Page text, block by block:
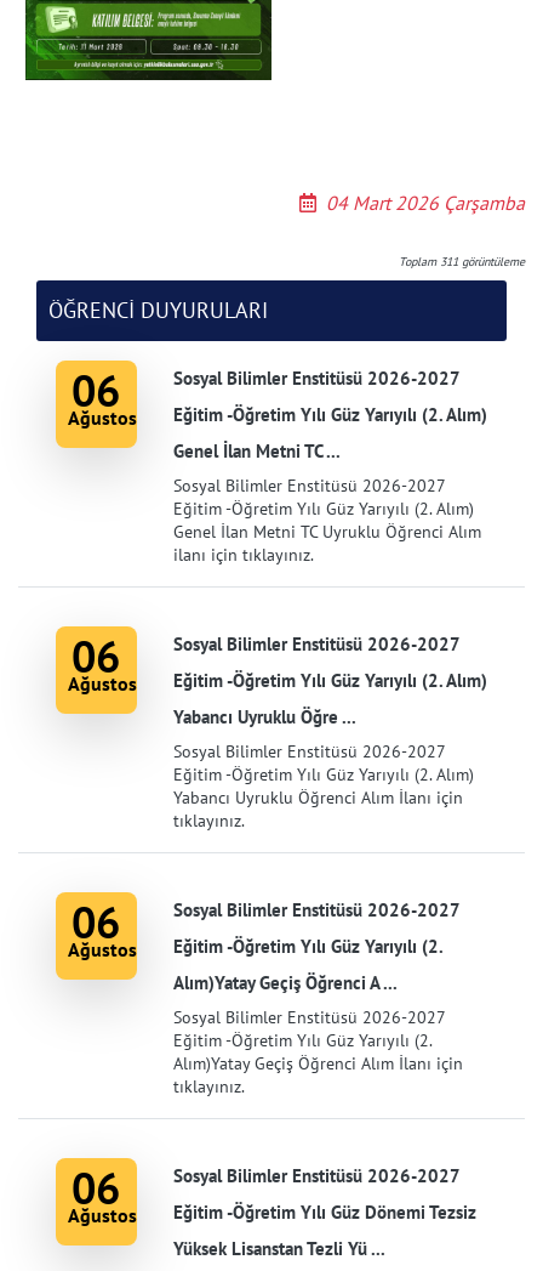
04 Mart 2026 Çarşamba
Toplam 311 görüntüleme
ÖĞRENCİ DUYURULARI
06
Ağustos
Sosyal Bilimler Enstitüsü 2026-2027
Eğitim -Öğretim Yılı Güz Yarıyılı (2. Alım)
Genel İlan Metni TC ...
Sosyal Bilimler Enstitüsü 2026-2027
Eğitim -Öğretim Yılı Güz Yarıyılı (2. Alım)
Genel İlan Metni TC Uyruklu Öğrenci Alım
ilanı için tıklayınız.
06
Ağustos
Sosyal Bilimler Enstitüsü 2026-2027
Eğitim -Öğretim Yılı Güz Yarıyılı (2. Alım)
Yabancı Uyruklu Öğre ...
Sosyal Bilimler Enstitüsü 2026-2027
Eğitim -Öğretim Yılı Güz Yarıyılı (2. Alım)
Yabancı Uyruklu Öğrenci Alım İlanı için
tıklayınız.
06
Ağustos
Sosyal Bilimler Enstitüsü 2026-2027
Eğitim -Öğretim Yılı Güz Yarıyılı (2.
Alım)Yatay Geçiş Öğrenci A ...
Sosyal Bilimler Enstitüsü 2026-2027
Eğitim -Öğretim Yılı Güz Yarıyılı (2.
Alım)Yatay Geçiş Öğrenci Alım İlanı için
tıklayınız.
06
Ağustos
Sosyal Bilimler Enstitüsü 2026-2027
Eğitim -Öğretim Yılı Güz Dönemi Tezsiz
Yüksek Lisanstan Tezli Yü ...